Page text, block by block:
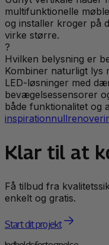
multifunktionelle
og installer kroger på
virke større.
?
Hvilken belysning er
Kombiner naturligt lys
LED-løsninger med
bevægelsessensorer
både funktionalitet og
inspirationnull
Klar til at
Få tilbud fra
enkelt og gratis.
Start dit projekt